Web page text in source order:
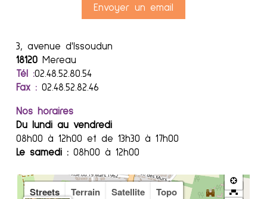
Envoyer un email
3, avenue d'Issoudun
18120Mereau
Tél :02.48.52.80.54
Fax : 02.48.52.82.46
Nos horaires
Du lundi au vendredi
08h00 à 12h00 et de 13h30 à 17h00
Le samedi : 08h00 à 12h00
Streets Terrain Satellite Topo